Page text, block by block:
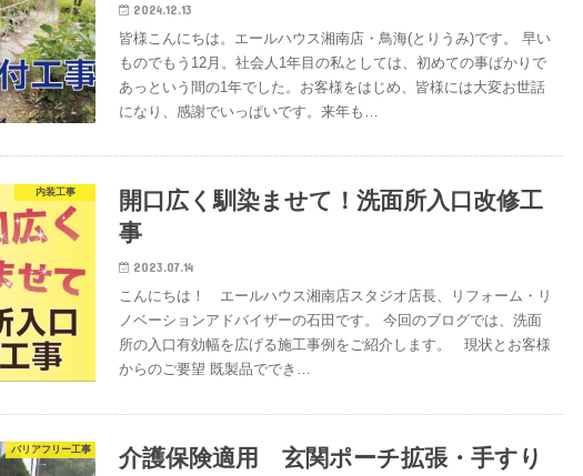
2024.12.13
皆様こんにちは。エールハウス湘南店・鳥海(とりうみ)です。 早い
ものでもう12月。社会人1年目の私としては、初めての事ばかりで
あっという間の1年でした。お客様をはじめ、皆様には大変お世話
になり、感謝でいっぱいです。来年も…
内装工事
開口広く馴染ませて！洗面所入口改修工
事
2023.07.14
こんにちは！ エールハウス湘南店スタジオ店長、リフォーム・リ
ノベーションアドバイザーの石田です。 今回のブログでは、洗面
所の入口有効幅を広げる施工事例をご紹介します。 現状とお客様
からのご要望 既製品ででき…
バリアフリー工事
介護保険適用 玄関ポーチ拡張・手すり